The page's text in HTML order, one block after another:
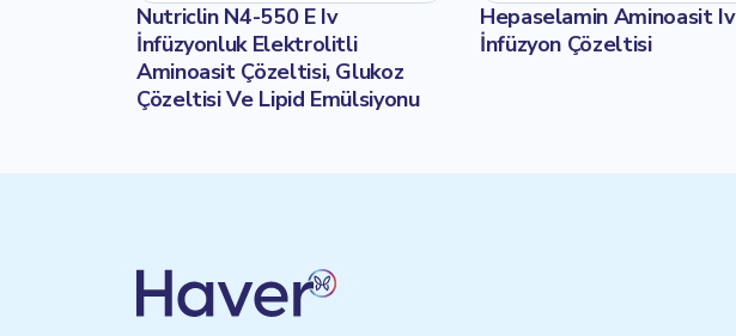
Nutriclin N4-550 E Iv
İnfüzyonluk Elektrolitli
Aminoasit Çözeltisi, Glukoz
Çözeltisi Ve Lipid Emülsiyonu
Hepaselamin Aminoasit Iv
İnfüzyon Çözeltisi